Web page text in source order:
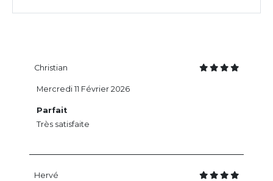
Christian
Parfait
Très satisfaite
Mercredi 11 Février 2026
Hervé